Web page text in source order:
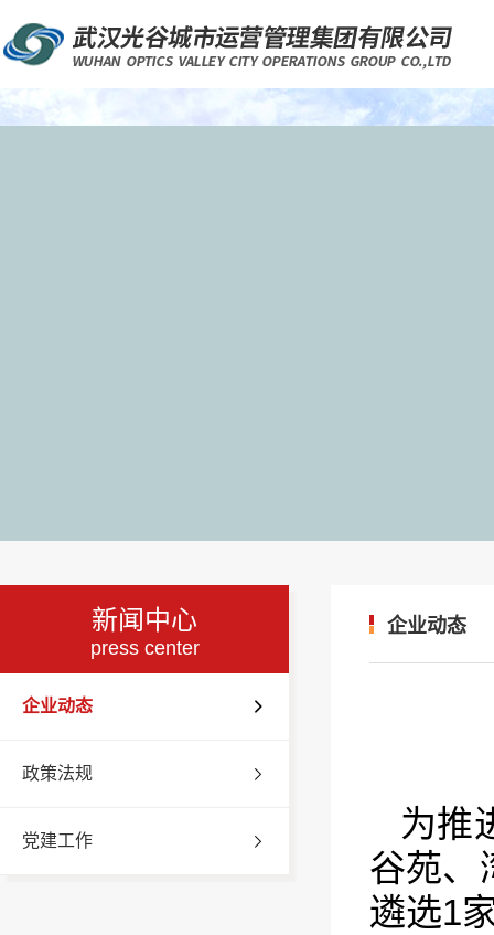
新闻中心
press center
企业动态
政策法规
党建工作
企业动态
为推
谷苑、
遴选1